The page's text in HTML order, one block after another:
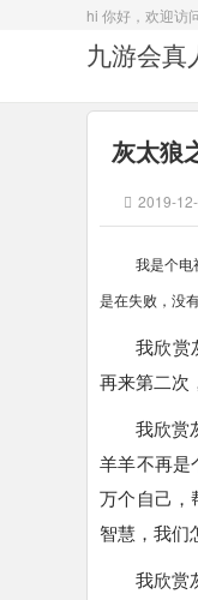
hi 你好，欢迎访
九游会真
灰太狼
2019-
我是个电
是在失败，没
我欣赏
再来第二次
我欣赏
羊羊不再是
万个自己
智慧，我们
我欣赏